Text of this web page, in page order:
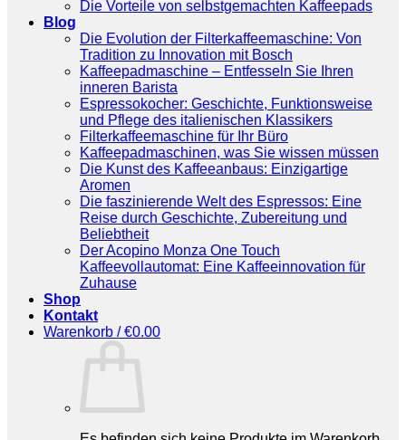
Die Vorteile von selbstgemachten Kaffeepads
Blog
Die Evolution der Filterkaffeemaschine: Von
Tradition zu Innovation mit Bosch
Kaffeepadmaschine – Entfesseln Sie Ihren
inneren Barista
Espressokocher: Geschichte, Funktionsweise
und Pflege des italienischen Klassikers
Filterkaffeemaschine für Ihr Büro
Kaffeepadmaschinen, was Sie wissen müssen
Die Kunst des Kaffeeanbaus: Einzigartige
Aromen
Die faszinierende Welt des Espressos: Eine
Reise durch Geschichte, Zubereitung und
Beliebtheit
Der Acopino Monza One Touch
Kaffeevollautomat: Eine Kaffeeinnovation für
Zuhause
Shop
Kontakt
Warenkorb /€0.00